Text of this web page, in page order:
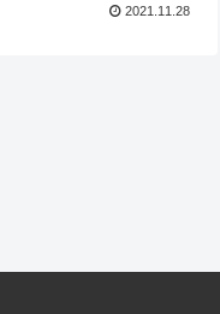
2021.11.28